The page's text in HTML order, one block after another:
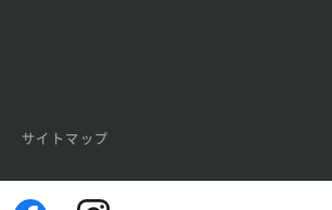
サイトマップ